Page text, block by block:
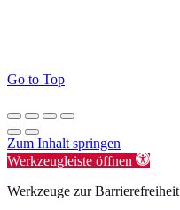
Go to Top
Zum Inhalt springen
Werkzeugleiste öffnen
Werkzeuge zur Barrierefreiheit